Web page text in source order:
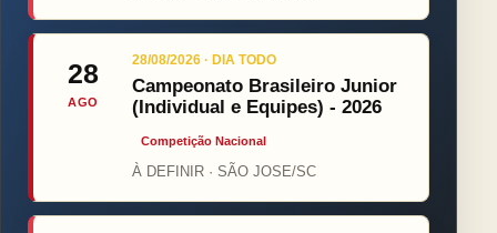
28
AGO
28/08/2026 · DIA TODO
Campeonato Brasileiro Junior
(Individual e Equipes) - 2026
Competição Nacional
À DEFINIR · SÃO JOSE/SC